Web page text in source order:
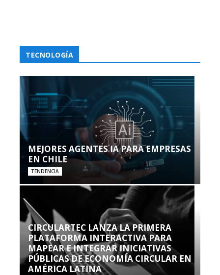
TECNOLOGÍA
MEJORES AGENTES IA PARA EMPRESAS
EN CHILE
TENDENCIA
CIRCULARTEC LANZA LA PRIMERA
PLATAFORMA INTERACTIVA PARA
MAPEAR E INTEGRAR INICIATIVAS
PÚBLICAS DE ECONOMÍA CIRCULAR EN
AMÉRICA LATINA